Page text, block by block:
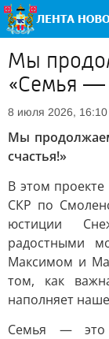
Мы
«Семья —
8 июля 2026, 16:10
Мы
счастья!»
В этом
СКР по
юстиции
радостными
Максимом и
том, как
наполняет
Семья — это